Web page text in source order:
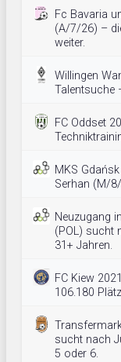
Fc Bavaria
(A/7/26) –
weiter.
Willingen
Talentsuche
FC Oddset
MKS
Serhan (M/
Neuzugang
(POL) sucht
31+ Jahren.
FC Kiew
106.180
sucht nach
5 oder 6.